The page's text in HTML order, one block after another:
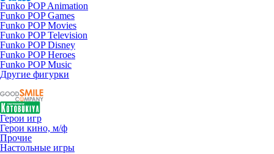
Funko POP Animation
Funko POP Games
Funko POP Movies
Funko POP Television
Funko POP Disney
Funko POP Heroes
Funko POP Music
Другие фигурки
Герои игр
Герои кино, м/ф
Прочие
Настольные игры